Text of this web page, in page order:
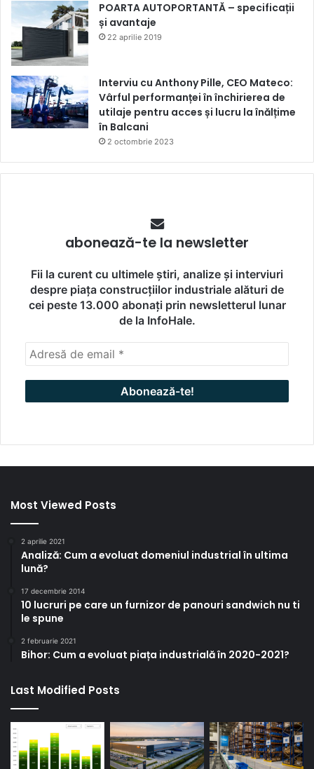
POARTA AUTOPORTANTĂ – specificații
și avantaje
22 aprilie 2019
Interviu cu Anthony Pille, CEO Mateco:
Vârful performanței în închirierea de
utilaje pentru acces și lucru la înălțime
în Balcani
2 octombrie 2023
abonează-te la newsletter
Fii la curent cu ultimele știri, analize și interviuri
despre piața construcțiilor industriale alături de
cei peste 13.000 abonați prin newsletterul lunar
de la InfoHale.
Most Viewed Posts
2 aprilie 2021
Analiză: Cum a evoluat domeniul industrial în ultima
lună?
17 decembrie 2014
10 lucruri pe care un furnizor de panouri sandwich nu ti
le spune
2 februarie 2021
Bihor: Cum a evoluat piața industrială în 2020-2021?
Last Modified Posts